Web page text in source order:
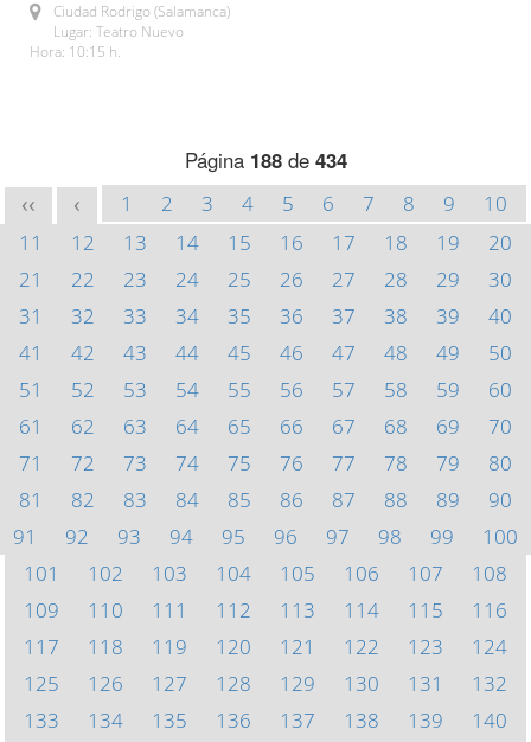
Ciudad Rodrigo (Salamanca)
Lugar: Teatro Nuevo
Hora: 10:15 h.
Página 188de 434
<< < 1 2 3 4 5 6 7 8 9
10
11
12 13 14 15 16 17 18 19
20
21
22 23 24 25 26 27 28 29
30
31
32 33 34 35 36 37 38 39
40
41
42 43 44 45 46 47 48 49
50
51
52 53 54 55 56 57 58 59
60
61
62 63 64 65 66 67 68 69
70
71
72 73 74 75 76 77 78 79
80
81
82 83 84 85 86 87 88 89
90
91
92 93 94 95 96 97 98 99
100
101
102 103 104 105 106 107
108
109
110 111 112 113 114 115
116
117
118 119 120 121 122 123
124
125
126 127 128 129 130 131
132
133
134 135 136 137 138 139
140